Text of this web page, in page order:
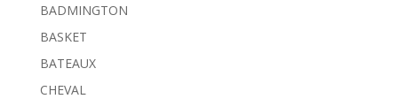
BADMINGTON
BASKET
BATEAUX
CHEVAL